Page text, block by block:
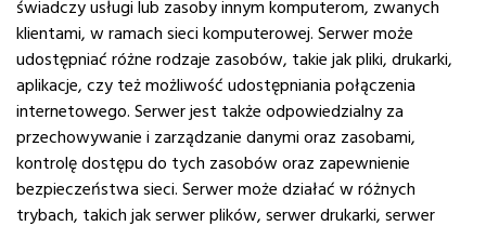
świadczy usługi lub zasoby innym komputerom, zwanych
klientami, w ramach sieci komputerowej. Serwer może
udostępniać różne rodzaje zasobów, takie jak pliki, drukarki,
aplikacje, czy też możliwość udostępniania połączenia
internetowego. Serwer jest także odpowiedzialny za
przechowywanie i zarządzanie danymi oraz zasobami,
kontrolę dostępu do tych zasobów oraz zapewnienie
bezpieczeństwa sieci. Serwer może działać w różnych
trybach, takich jak serwer plików, serwer drukarki, serwer